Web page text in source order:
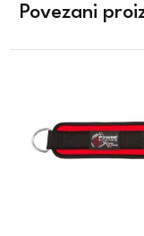
Povezani